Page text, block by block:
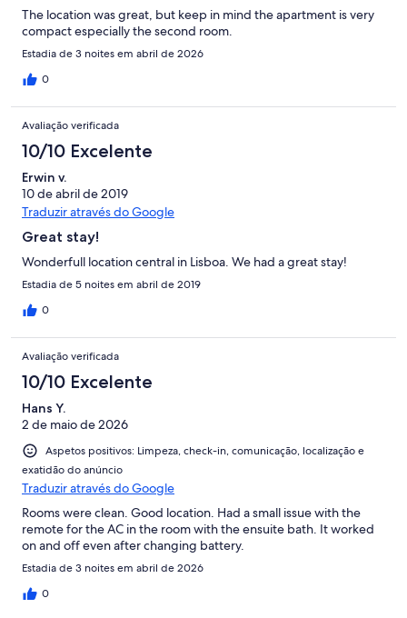
The location was great, but keep in mind the apartment is very
compact especially the second room.
Estadia de 3 noites em abril de 2026
0
Avaliação verificada
10/10 Excelente
Erwin v.
10 de abril de 2019
Traduzir através do Google
Great stay!
Wonderfull location central in Lisboa. We had a great stay!
Estadia de 5 noites em abril de 2019
0
Avaliação verificada
10/10 Excelente
Hans Y.
2 de maio de 2026
Aspetos positivos: Limpeza, check-in, comunicação, localização e
exatidão do anúncio
Traduzir através do Google
Rooms were clean. Good location. Had a small issue with the
remote for the AC in the room with the ensuite bath. It worked
on and off even after changing battery.
Estadia de 3 noites em abril de 2026
0